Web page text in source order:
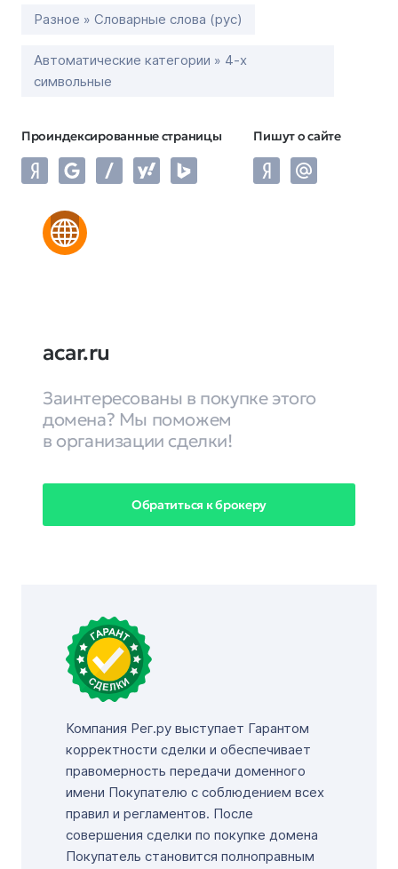
Разное » Словарные слова (рус)
Автоматические категории » 4-х
символьные
Проиндексированные страницы Пишут о сайте
acar.ru
Заинтересованы в покупке этого
домена? Мы поможем
в организации сделки!
Обратиться к брокеру
Компания Рег.ру выступает Гарантом
корректности сделки и обеспечивает
правомерность передачи доменного
имени Покупателю с соблюдением всех
правил и регламентов. После
совершения сделки по покупке домена
Покупатель становится полноправным